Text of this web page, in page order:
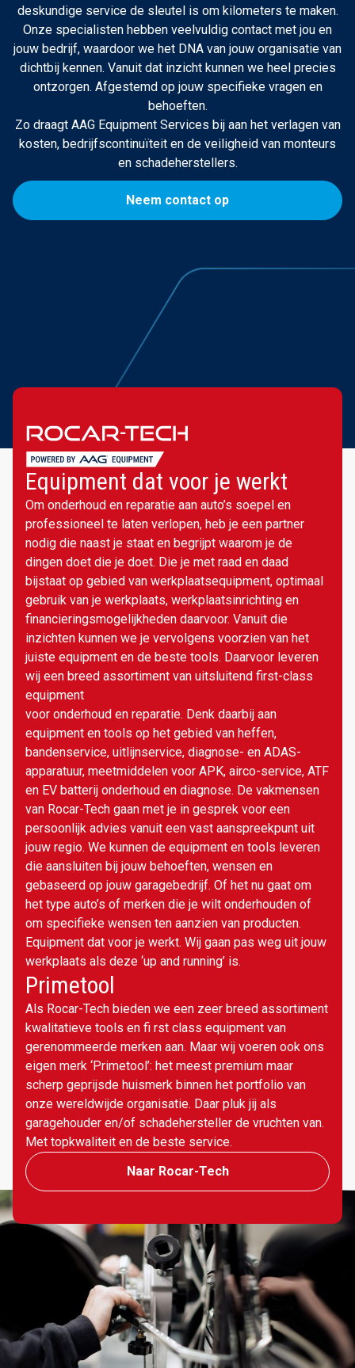
deskundige service de sleutel is om kilometers te maken.
Onze specialisten hebben veelvuldig contact met jou en
jouw bedrijf, waardoor we het DNA van jouw organisatie van
dichtbij kennen. Vanuit dat inzicht kunnen we heel precies
ontzorgen. Afgestemd op jouw specifieke vragen en
behoeften.
Zo draagt AAG Equipment Services bij aan het verlagen van
kosten, bedrijfscontinuïteit en de veiligheid van monteurs
en schadeherstellers.
Neem contact op
Equipment dat voor je werkt
Om onderhoud en reparatie aan auto’s soepel en
professioneel te laten verlopen, heb je een partner
nodig die naast je staat en begrijpt waarom je de
dingen doet die je doet. Die je met raad en daad
bijstaat op gebied van werkplaatsequipment, optimaal
gebruik van je werkplaats, werkplaatsinrichting en
financieringsmogelijkheden daarvoor. Vanuit die
inzichten kunnen we je vervolgens voorzien van het
juiste equipment en de beste tools. Daarvoor leveren
wij een breed assortiment van uitsluitend first-class
equipment
voor onderhoud en reparatie. Denk daarbij aan
equipment en tools op het gebied van heffen,
bandenservice, uitlijnservice, diagnose- en ADAS-
apparatuur, meetmiddelen voor APK, airco-service, ATF
en EV batterij onderhoud en diagnose. De vakmensen
van Rocar-Tech gaan met je in gesprek voor een
persoonlijk advies vanuit een vast aanspreekpunt uit
jouw regio. We kunnen de equipment en tools leveren
die aansluiten bij jouw behoeften, wensen en
gebaseerd op jouw garagebedrijf. Of het nu gaat om
het type auto’s of merken die je wilt onderhouden of
om specifieke wensen ten aanzien van producten.
Equipment dat voor je werkt. Wij gaan pas weg uit jouw
werkplaats als deze ‘up and running’ is.
Primetool
Als Rocar-Tech bieden we een zeer breed assortiment
kwalitatieve tools en fi rst class equipment van
gerenommeerde merken aan. Maar wij voeren ook ons
eigen merk ‘Primetool’: het meest premium maar
scherp geprijsde huismerk binnen het portfolio van
onze wereldwijde organisatie. Daar pluk jij als
garagehouder en/of schadehersteller de vruchten van.
Met topkwaliteit en de beste service.
Naar Rocar-Tech